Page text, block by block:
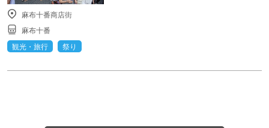
麻布十番商店街
麻布十番
観光・旅行
祭り